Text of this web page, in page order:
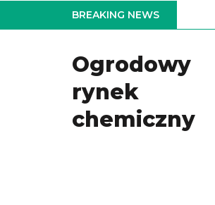
to
BREAKING NEWS
Ogrodowy
rynek
chemiczny